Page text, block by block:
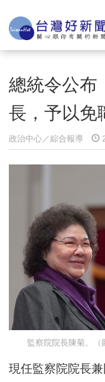
總統令公
長，予以
政治中心／綜合報導
監察院院長陳菊。（
現任監察院院長